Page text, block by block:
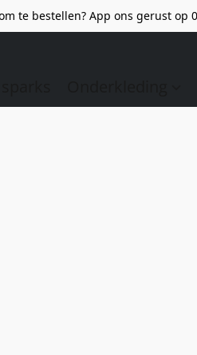
te bestellen? App ons gerust op